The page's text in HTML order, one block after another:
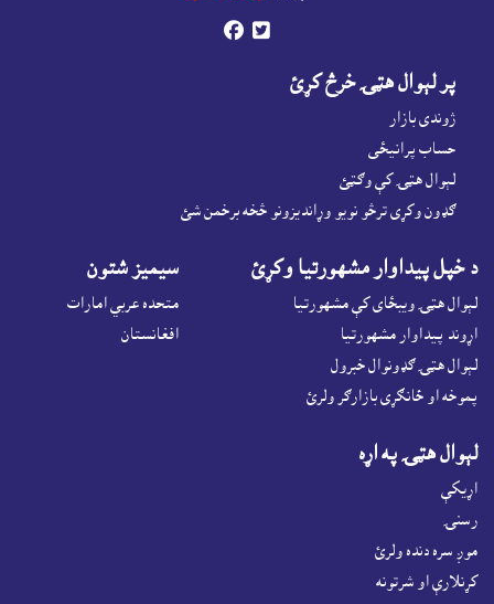
 
پر لېوال هټۍ خرڅ کړئ
ژوندى بازار
حساب پرانيځى
لېوال هټۍ کې وګټئ
ګډون وکړى ترڅو نويو وړانديزونو څخه برخمن شئ
د خپل پيداوار مشهورتيا وکړئ
لېوال هټۍ ويبځاى کې مشهورتيا
اړوند پيداوار مشهورتيا
لېوال هټۍ ګډونوال خبرول
پموخه او ځانګړى بازارګر ولرئ
سيميز شتون
متحده عربي امارات
افغانستان
لېوال هټۍ په اړه
اړيکې
رسنۍ
موږ سره دنده ولرئ
کړنلارې او شرتونه